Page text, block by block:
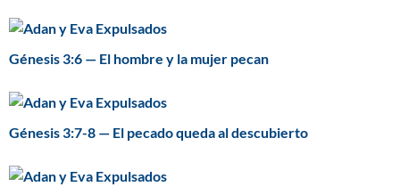
Génesis 3:6 — El hombre y la mujer pecan
Génesis 3:7-8 — El pecado queda al descubierto